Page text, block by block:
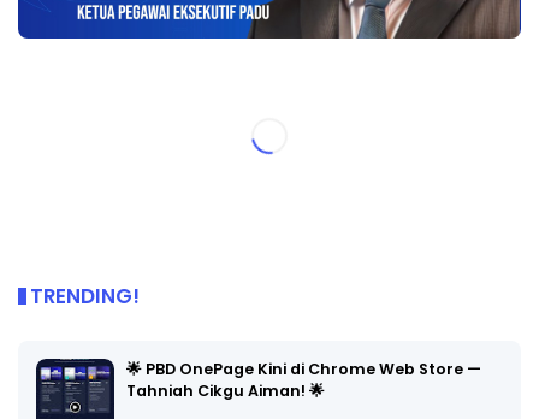
TRENDING!
🌟 PBD OnePage Kini di Chrome Web Store —
Tahniah Cikgu Aiman! 🌟